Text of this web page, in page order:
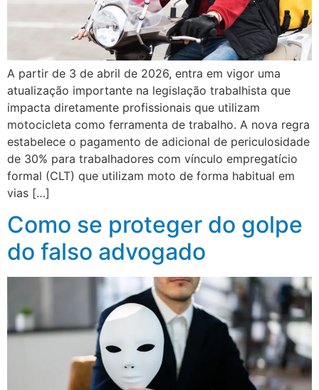
A partir de 3 de abril de 2026, entra em vigor uma
atualização importante na legislação trabalhista que
impacta diretamente profissionais que utilizam
motocicleta como ferramenta de trabalho. A nova regra
estabelece o pagamento de adicional de periculosidade
de 30% para trabalhadores com vínculo empregatício
formal (CLT) que utilizam moto de forma habitual em
vias […]
Como se proteger do golpe
do falso advogado